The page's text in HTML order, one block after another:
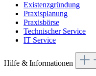
Existenzgründung
Praxisplanung
Praxisbörse
Technischer Service
IT Service
Hilfe & Informationen